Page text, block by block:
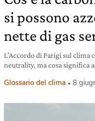
si possono
nette di gas
L’Accordo di Parigi sul clima
neutrality, ma cosa significa
Glossario del clima 8